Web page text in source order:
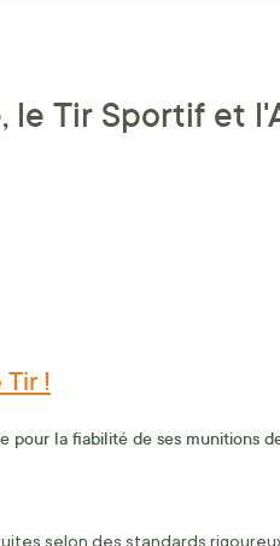
le Tir Sportif et
!
la fiabilité de ses munitions
selon des standards